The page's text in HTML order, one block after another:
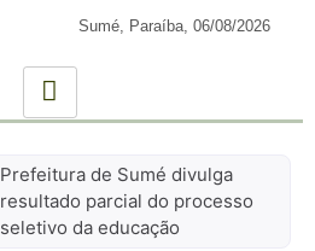
Sumé, Paraíba, 06/08/2026
Prefeitura de Sumé divulga
resultado parcial do processo
seletivo da educação